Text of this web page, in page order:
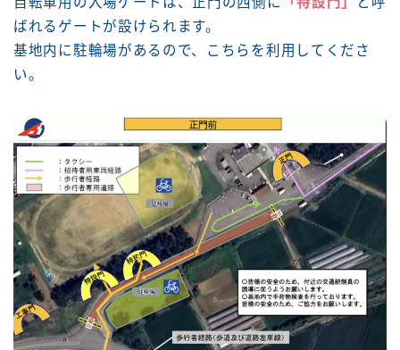
ばれるゲートが設けられます。
基地内に駐輪場があるので、こちらを利用してくださ
い。